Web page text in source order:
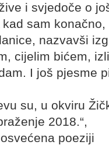
i svjedoče o
kad sam
nazvavši
cijelim bićem,
I još pjesme
su, u okviru
2018.“,
poeziji